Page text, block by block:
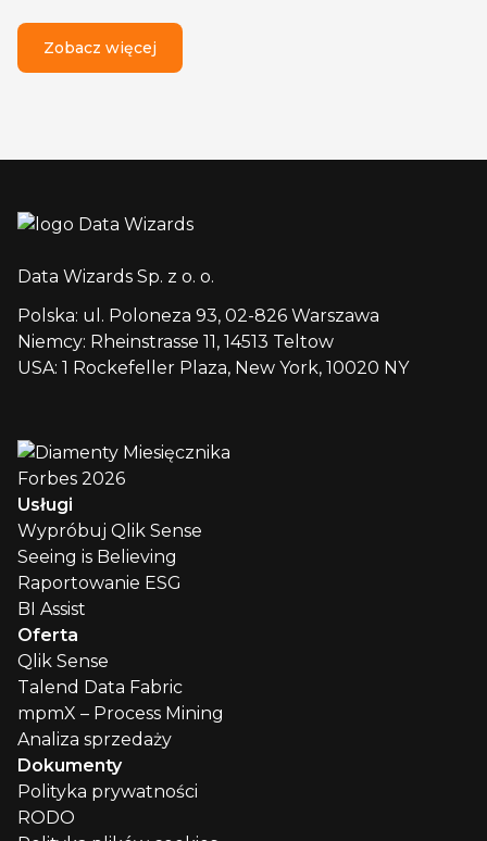
Zobacz więcej
Data Wizards Sp. z o. o.
Polska: ul. Poloneza 93, 02-826 Warszawa
Niemcy: Rheinstrasse 11, 14513 Teltow
USA: 1 Rockefeller Plaza, New York, 10020 NY
Usługi
Wypróbuj Qlik Sense
Seeing is Believing
Raportowanie ESG
BI Assist
Oferta
Qlik Sense
Talend Data Fabric
mpmX – Process Mining
Analiza sprzedaży
Dokumenty
Polityka prywatności
RODO